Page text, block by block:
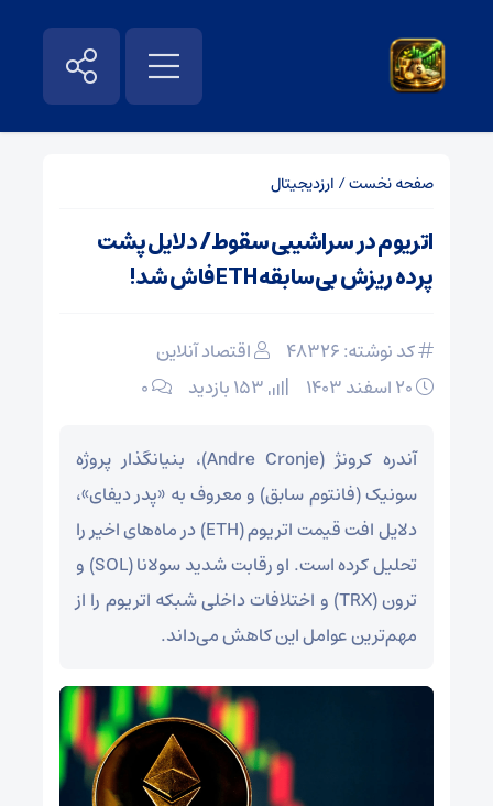
صفحه نخست/ ارزدیجیتال
اتریوم در سراشیبی سقوط/ دلایل پشت
پرده ریزش بی‌سابقه ETH فاش شد!
کد نوشته: 48326
اقتصاد آنلاین
۰
آندره کرونژ (Andre Cronje)، بنیانگذار پروژه
سونیک (فانتوم سابق) و معروف به «پدر دیفای»،
دلایل افت قیمت اتریوم (ETH) در ماه‌های اخیر را
تحلیل کرده است. او رقابت شدید سولانا (SOL) و
ترون (TRX) و اختلافات داخلی شبکه اتریوم را از
مهم‌ترین عوامل این کاهش می‌داند.